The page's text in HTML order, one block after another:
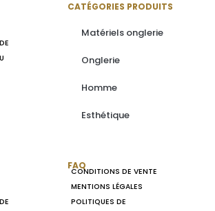
CATÉGORIES PRODUITS
Matériels onglerie
Onglerie
Homme
Esthétique
FAQ
CONDITIONS DE VENTE
MENTIONS LÉGALES
POLITIQUES DE